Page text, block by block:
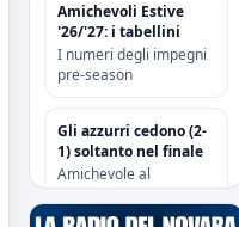
Amichevoli Estive
'26/'27: i tabellini
I numeri degli impegni
pre-season
Gli azzurri cedono (2-
1) soltanto nel finale
Amichevole al
“Sannazzari” di Chiavari
tra Entella e Novara